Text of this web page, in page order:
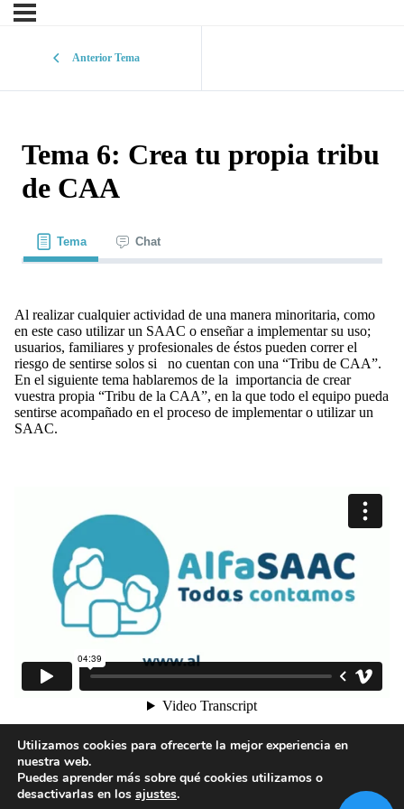
Anterior Tema
Tema 6: Crea tu propia tribu
de CAA
Tema Chat
Al realizar cualquier actividad de una manera minoritaria, como
en este caso utilizar un SAAC o enseñar a implementar su uso;
usuarios, familiares y profesionales de éstos pueden correr el
riesgo de sentirse solos si no cuentan con una “Tribu de CAA”.
En el siguiente tema hablaremos de la importancia de crear
vuestra propia “Tribu de la CAA”, en la que todo el equipo pueda
sentirse acompañado en el proceso de implementar o utilizar un
SAAC.
1 2
Utilizamos cookies para ofrecerte la mejor experiencia en
nuestra web.
Puedes aprender más sobre qué cookies utilizamos o
desactivarlas en los ajustes.